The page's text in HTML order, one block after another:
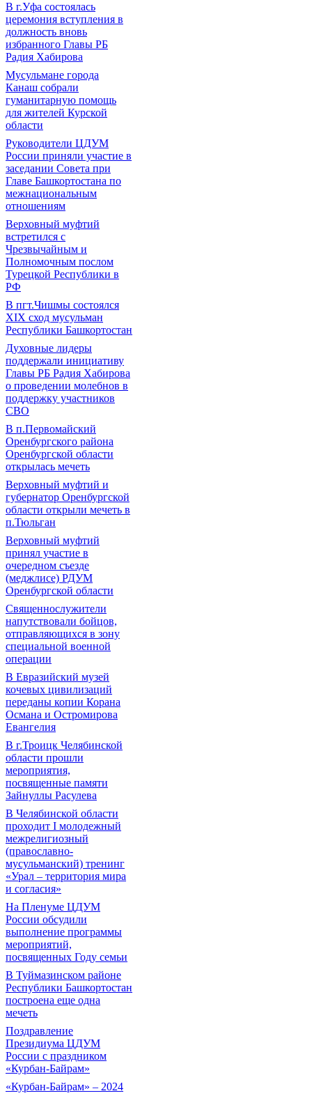
В г.Уфа состоялась
церемония вступления в
должность вновь
избранного Главы РБ
Радия Хабирова
Мусульмане города
Канаш собрали
гуманитарную помощь
для жителей Курской
области
Руководители ЦДУМ
России приняли участие в
заседании Совета при
Главе Башкортостана по
межнациональным
отношениям
Верховный муфтий
встретился с
Чрезвычайным и
Полномочным послом
Турецкой Республики в
РФ
В пгт.Чишмы состоялся
XIX сход мусульман
Республики Башкортостан
Духовные лидеры
поддержали инициативу
Главы РБ Радия Хабирова
о проведении молебнов в
поддержку участников
СВО
В п.Первомайский
Оренбургского района
Оренбургской области
открылась мечеть
Верховный муфтий и
губернатор Оренбургской
области открыли мечеть в
п.Тюльган
Верховный муфтий
принял участие в
очередном съезде
(меджлисе) РДУМ
Оренбургской области
Священнослужители
напутствовали бойцов,
отправляющихся в зону
специальной военной
операции
В Евразийский музей
кочевых цивилизаций
переданы копии Корана
Османа и Остромирова
Евангелия
В г.Троицк Челябинской
области прошли
мероприятия,
посвященные памяти
Зайнуллы Расулева
В Челябинской области
проходит I молодежный
межрелигиозный
(православно-
мусульманский) тренинг
«Урал – территория мира
и согласия»
На Пленуме ЦДУМ
России обсудили
выполнение программы
мероприятий,
посвященных Году семьи
В Туймазинском районе
Республики Башкортостан
построена еще одна
мечеть
Поздравление
Президиума ЦДУМ
России с праздником
«Курбан-Байрам»
«Курбан-Байрам» – 2024